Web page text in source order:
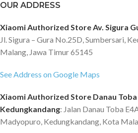
OUR ADDRESS
Xiaomi Authorized Store Av. Sigura
Jl. Sigura – Gura No.25D, Sumbersari,
Malang, Jawa Timur 65145
See Address on Google Maps
Xiaomi Authorized Store Danau
Kedungkandang: Jalan Danau Toba
Madyopuro, Kedungkandang, Kota